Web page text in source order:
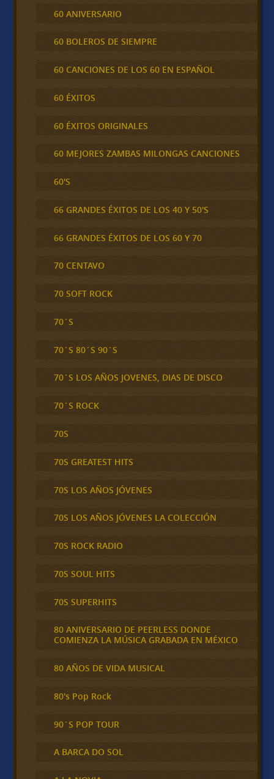
60 ANIVERSARIO
60 BOLEROS DE SIEMPRE
60 CANCIONES DE LOS 60 EN ESPAÑOL
60 ÉXITOS
60 ÉXITOS ORIGINALES
60 MEJORES ZAMBAS MILONGAS CANCIONES
60'S
66 GRANDES ÉXITOS DE LOS 40 Y 50'S
66 GRANDES ÉXITOS DE LOS 60 Y 70
70 CENTAVO
70 SOFT ROCK
70´S
70´S 80´S 90´S
70´S LOS AÑOS JOVENES, DIAS DE DISCO
70´S ROCK
70S
70S GREATEST HITS
70S LOS AÑOS JÓVENES
70S LOS AÑOS JÓVENES LA COLECCIÓN
70S ROCK RADIO
70S SOUL HITS
70S SUPERHITS
80 ANIVERSARIO DE PEERLESS DONDE
COMIENZA LA MÚSICA GRABADA EN MÉXICO
80 AÑOS DE VIDA MUSICAL
80's Pop Rock
90´S POP TOUR
A BARCA DO SOL